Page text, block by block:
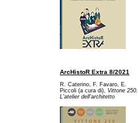
ArcHistoR Extra 8/2021
R. Caterino, F. Favaro, E.
Piccoli (a cura di), Vittone 250.
L'atelier dell'architetto